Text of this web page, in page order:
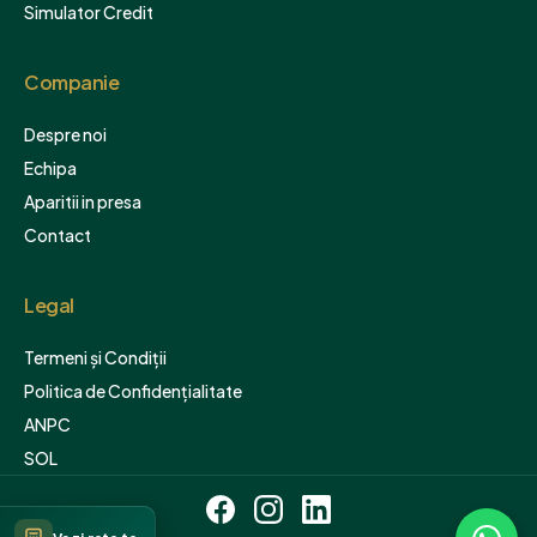
Simulator Credit
Companie
Despre noi
Echipa
Aparitii in presa
Contact
Legal
Termeni și Condiții
Politica de Confidențialitate
ANPC
SOL